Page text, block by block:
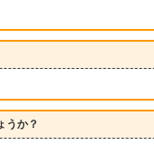
うか？